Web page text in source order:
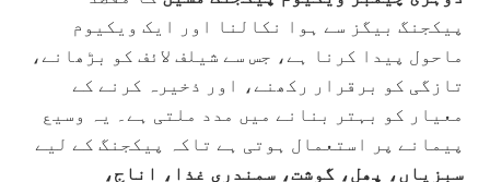
پیکجنگ بیگز سے ہوا نکالنا اور ایک ویکیوم
ماحول پیدا کرنا ہے، جس سے شیلف لائف کو بڑھانے،
تازگی کو برقرار رکھنے، اور ذخیرہ کرنے کے
معیار کو بہتر بنانے میں مدد ملتی ہے۔ یہ وسیع
پیمانے پر استعمال ہوتی ہے تاکہ پیکجنگ کے لیے
سبزیاں، پھل، گوشت، سمندری غذا، اناج،